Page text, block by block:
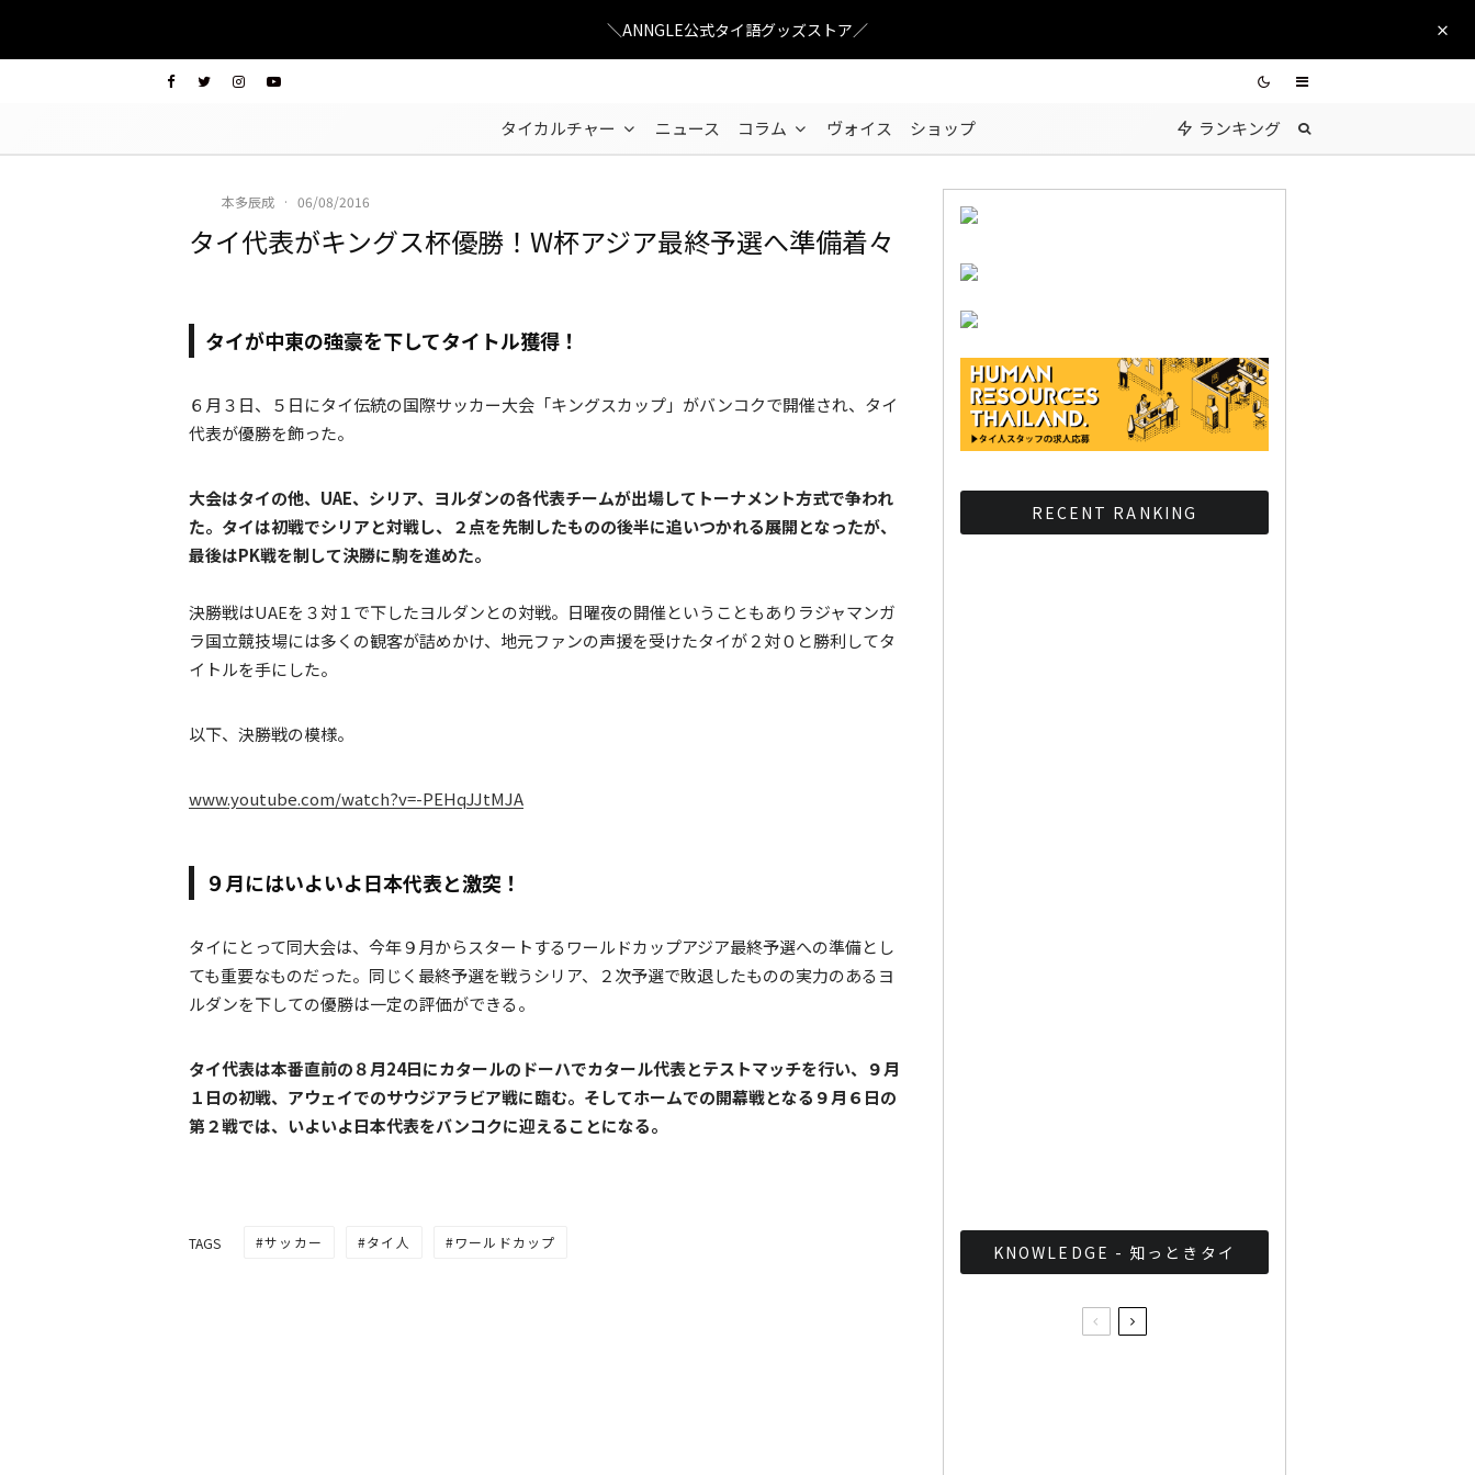
＼ANNGLE公式タイ語グッズストア／
タイカルチャー ニュース コラム ヴォイス ショップ ランキング
本多辰成 · 06/08/2016
タイ代表がキングス杯優勝！W杯アジア最終予選へ準備着々
タイが中東の強豪を下してタイトル獲得！
６月３日、５日にタイ伝統の国際サッカー大会「キングスカップ」がバンコクで開催され、タイ
代表が優勝を飾った。
大会はタイの他、UAE、シリア、ヨルダンの各代表チームが出場してトーナメント方式で争われ
た。タイは初戦でシリアと対戦し、２点を先制したものの後半に追いつかれる展開となったが、
最後はPK戦を制して決勝に駒を進めた。
決勝戦はUAEを３対１で下したヨルダンとの対戦。日曜夜の開催ということもありラジャマンガ
ラ国立競技場には多くの観客が詰めかけ、地元ファンの声援を受けたタイが２対０と勝利してタ
イトルを手にした。
以下、決勝戦の模様。
www.youtube.com/watch?v=-PEHqJJtMJA
９月にはいよいよ日本代表と激突！
タイにとって同大会は、今年９月からスタートするワールドカップアジア最終予選への準備とし
ても重要なものだった。同じく最終予選を戦うシリア、２次予選で敗退したものの実力のあるヨ
ルダンを下しての優勝は一定の評価ができる。
タイ代表は本番直前の８月24日にカタールのドーハでカタール代表とテストマッチを行い、９月
１日の初戦、アウェイでのサウジアラビア戦に臨む。そしてホームでの開幕戦となる９月６日の
第２戦では、いよいよ日本代表をバンコクに迎えることになる。
TAGS サッカー タイ人 ワールドカップ
RECENT RANKING
KNOWLEDGE - 知っときタイ